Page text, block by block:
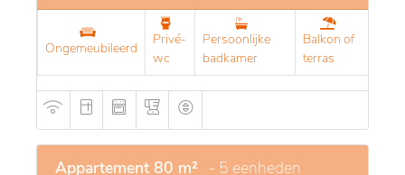
Ongemeubileerd
Privé-
wc
Persoonlijke
badkamer
Balkon of
terras
Appartement 80 m² - 5 eenheden